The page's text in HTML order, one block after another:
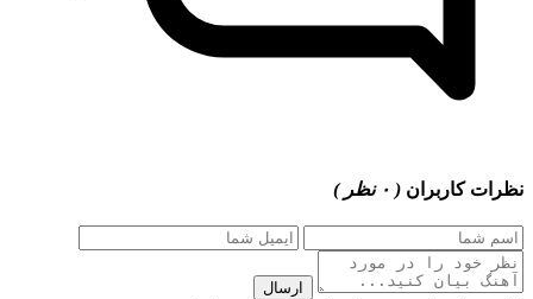
نظرات کاربران ( ۰ نظر )
ارسال